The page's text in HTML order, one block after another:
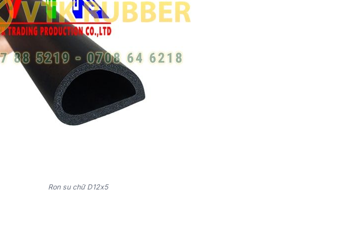
Ron su chữ D12x5